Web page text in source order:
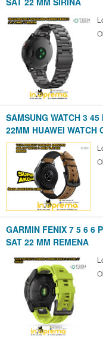
SAMSUNG WATCH 3
22MM HUAWEI WATCH
GARMIN FENIX 7 5 6 6
SAT 22 MM REMENA